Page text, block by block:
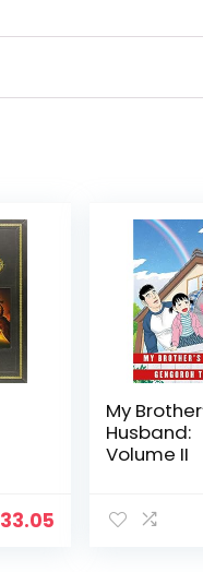
33.05
My
Husband:
Volume II